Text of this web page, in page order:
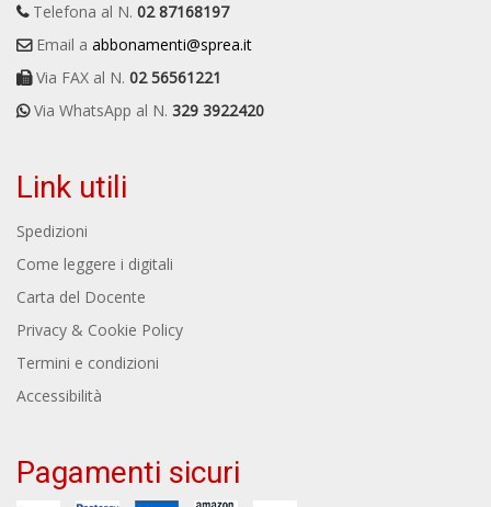
Telefona al N. 02 87168197
Email a abbonamenti@sprea.it
Via FAX al N. 02 56561221
Via WhatsApp al N. 329 3922420
Link utili
Spedizioni
Come leggere i digitali
Carta del Docente
Privacy & Cookie Policy
Termini e condizioni
Accessibilità
Pagamenti sicuri